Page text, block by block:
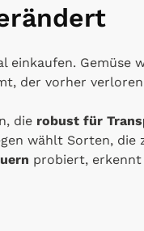
einkaufen. Gemüse
der vorher verloren
die robust für
wählt Sorten, die
probiert,